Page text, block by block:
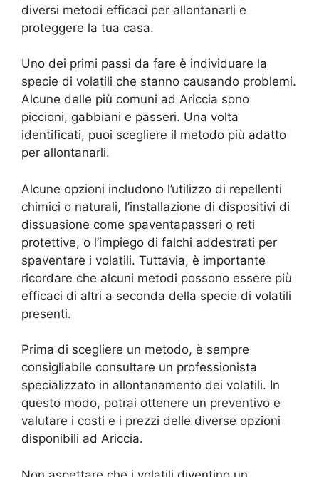
diversi metodi efficaci per allontanarli e
proteggere la tua casa.
Uno dei primi passi da fare è individuare la
specie di volatili che stanno causando problemi.
Alcune delle più comuni ad Ariccia sono
piccioni, gabbiani e passeri. Una volta
identificati, puoi scegliere il metodo più adatto
per allontanarli.
Alcune opzioni includono l’utilizzo di repellenti
chimici o naturali, l’installazione di dispositivi di
dissuasione come spaventapasseri o reti
protettive, o l’impiego di falchi addestrati per
spaventare i volatili. Tuttavia, è importante
ricordare che alcuni metodi possono essere più
efficaci di altri a seconda della specie di volatili
presenti.
Prima di scegliere un metodo, è sempre
consigliabile consultare un professionista
specializzato in allontanamento dei volatili. In
questo modo, potrai ottenere un preventivo e
valutare i costi e i prezzi delle diverse opzioni
disponibili ad Ariccia.